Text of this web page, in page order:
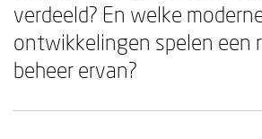
verdeeld? En welke
ontwikkelingen spelen een
beheer ervan?